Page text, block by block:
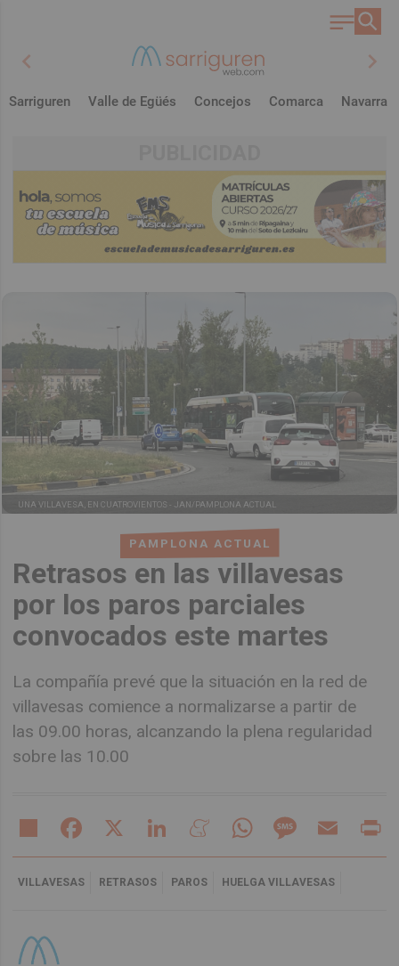
chevron_left chevron_right
Sarriguren Valle de Egüés Concejos Comarca Navarra
PAMPLONA ACTUAL
Retrasos en las villavesas
por los paros parciales
convocados este martes
La compañía prevé que la situación en la red de
villavesas comience a normalizarse a partir de
las 09.00 horas, alcanzando la plena regularidad
sobre las 10.00
UNA VILLAVESA, EN CUATROVIENTOS - JAN/PAMPLONA ACTUAL
Share Facebook LinkedIn MeneameWhatsAppMessageEmail
VILLAVESAS RETRASOS PAROS HUELGA VILLAVESAS